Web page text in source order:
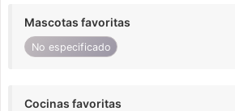
Mascotas favoritas
No especificado
Cocinas favoritas